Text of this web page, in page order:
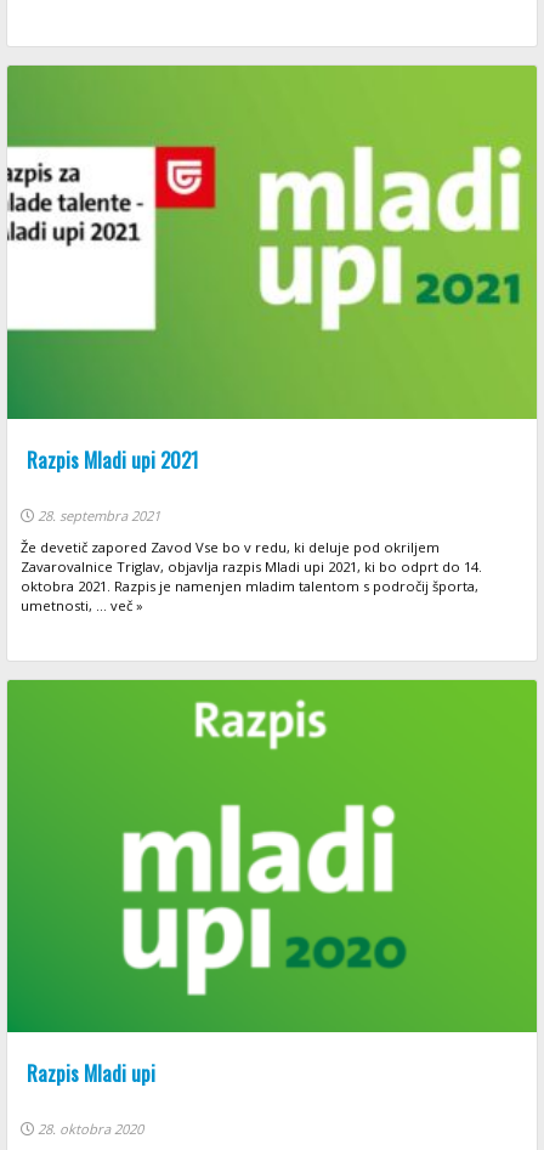
Razpis Mladi upi 2021
28. septembra 2021
Že devetič zapored Zavod Vse bo v redu, ki deluje pod okriljem
Zavarovalnice Triglav, objavlja razpis Mladi upi 2021, ki bo odprt do 14.
oktobra 2021. Razpis je namenjen mladim talentom s področij športa,
umetnosti, ... več »
Razpis Mladi upi
28. oktobra 2020